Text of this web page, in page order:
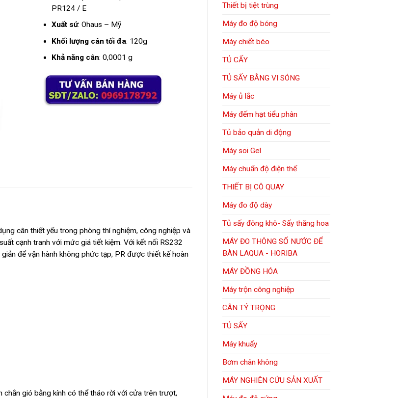
Thiết bị tiệt trùng
Máy đo độ bóng
Máy chiết béo
TỦ CẤY
TỦ SẤY BẰNG VI SÓNG
Máy ủ lắc
Máy đếm hạt tiểu phân
Tủ bảo quản di động
Máy soi Gel
Máy chuẩn độ điện thế
THIẾT BỊ CÔ QUAY
Máy đo độ dày
Tủ sấy đông khô- Sấy thăng hoa
MÁY ĐO THÔNG SỐ NƯỚC ĐỂ
BÀN LAQUA - HORIBA
MÁY ĐỒNG HÓA
Máy trộn công nghiệp
CÂN TỶ TRỌNG
TỦ SẤY
Máy khuấy
Bơm chân không
MÁY NGHIÊN CỨU SẢN XUẤT
PR124 / E
Xuất sứ: Ohaus – Mỹ
Khối lượng cân tối đa: 120g
Khả năng cân: 0,0001 g
cân thiết yếu trong phòng thí nghiệm, công nghiệp và
cạnh tranh với mức giá tiết kiệm. Với kết nối RS232
để vận hành không phức tạp, PR được thiết kế hoàn
chắn gió bằng kính có thể tháo rời với cửa trên trượt,